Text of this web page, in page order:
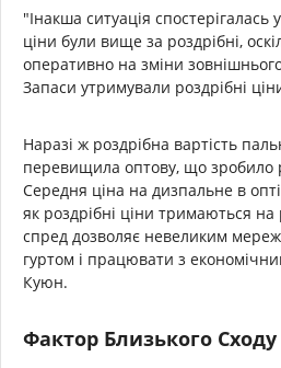
"Інакша ситуація спостерігалась
ціни були вище за роздрібні,
оперативно на зміни
Запаси утримували роздрібні
Наразі ж роздрібна вартість
перевищила оптову, що зробило
Середня ціна на дизпальне в
як роздрібні ціни тримаються на
спред дозволяє невеликим
гуртом і працювати з
Куюн.
Фактор Близького Сходу